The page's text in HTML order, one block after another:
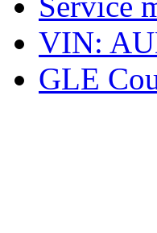
VIN:
GLE